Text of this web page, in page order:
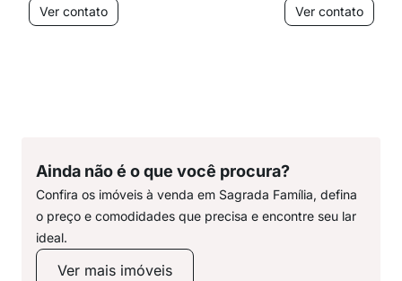
Ver contato
Ver contato
Ainda não é o que você procura?
Confira os imóveis à venda em Sagrada Família, defina
o preço e comodidades que precisa e encontre seu lar
ideal.
Ver mais imóveis